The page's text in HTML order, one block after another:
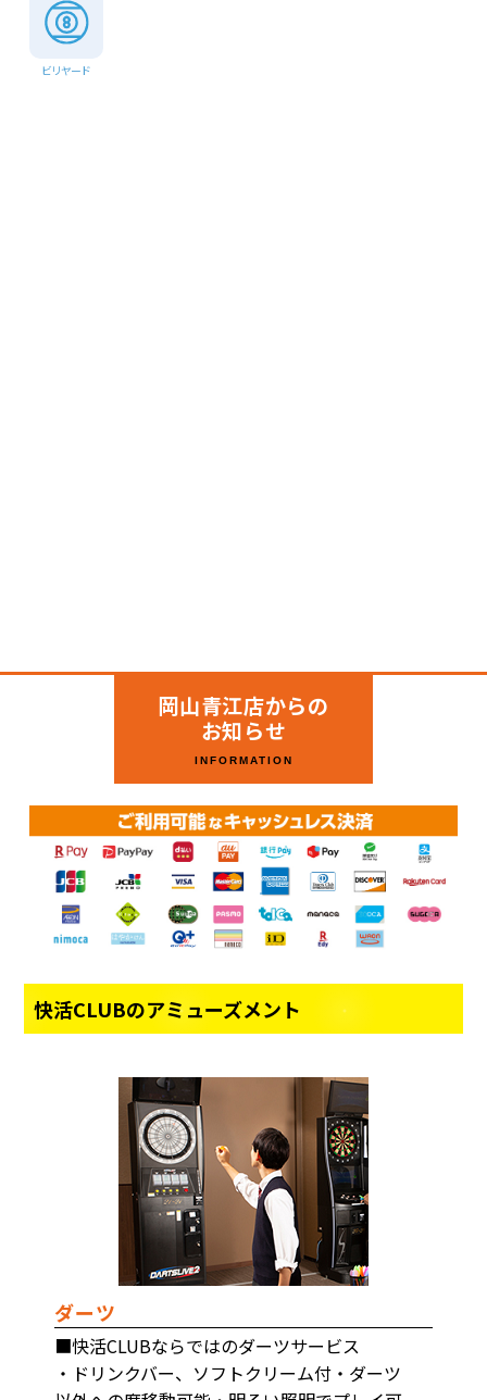
ビリヤード
岡山青江店からの
お知らせ
INFORMATION
快活CLUBのアミューズメント
ダーツ
■快活CLUBならではのダーツサービス
・ドリンクバー、ソフトクリーム付・ダーツ